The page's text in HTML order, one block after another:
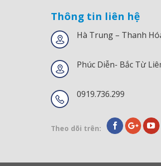
Thông tin liên hệ
Hà Trung – Thanh
Phúc Diễn- Bắc Từ
0919.736.299
Theo dõi trên: